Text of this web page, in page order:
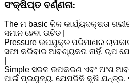
ସଂକ୍ଷିପ୍ତ ବର୍ଣ୍ଣନା:
The ମ basic ଳିକ କାର୍ଯ୍ୟଦକ୍ଷତା
ସମାନ ହେବା ଉଚିତ |
Pressure ଉପଯୁକ୍ତ ପରିମାଣର
ସଫା କରିବାର ଆବଶ୍ୟକତା ନାହିଁ, ଚାପ
Simple ସରଳ ଉପକରଣ ଏବଂ ଅଂଶ
ପାଇଁ ପ୍ରଯୁଜ୍ୟ, ଯେପରିକି କୃଷି ଯନ୍ତ୍ର,